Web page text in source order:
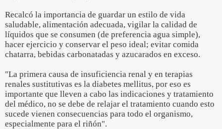
Recalcó la importancia de guardar un estilo de vida
saludable, alimentación adecuada, vigilar la calidad de
líquidos que se consumen (de preferencia agua simple),
hacer ejercicio y conservar el peso ideal; evitar comida
chatarra, bebidas carbonatadas y azucarados en exceso.
"La primera causa de insuficiencia renal y en terapias
renales sustitutivas es la diabetes mellitus, por eso es
importante que lleven a cabo las indicaciones y tratamiento
del médico, no se debe de relajar el tratamiento cuando esto
sucede vienen consecuencias para todo el organismo,
especialmente para el riñón".